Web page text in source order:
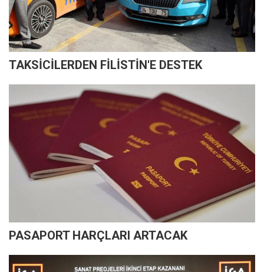
TAKSİCİLERDEN FİLİSTİN'E DESTEK
PASAPORT HARÇLARI ARTACAK